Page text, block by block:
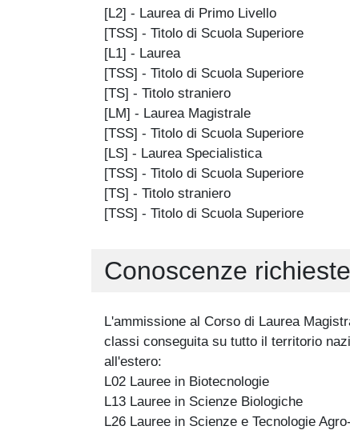
[L2] - Laurea di Primo Livello
[TSS] - Titolo di Scuola Superiore
[L1] - Laurea
[TSS] - Titolo di Scuola Superiore
[TS] - Titolo straniero
[LM] - Laurea Magistrale
[TSS] - Titolo di Scuola Superiore
[LS] - Laurea Specialistica
[TSS] - Titolo di Scuola Superiore
[TS] - Titolo straniero
[TSS] - Titolo di Scuola Superiore
Conoscenze
L'ammissione al Corso di Laurea
classi conseguita su tutto il territorio
all'estero:
L02 Lauree in Biotecnologie
L13 Lauree in Scienze Biologiche
L26 Lauree in Scienze e Tecnologie